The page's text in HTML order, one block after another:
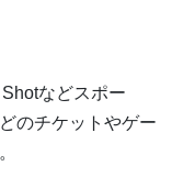
などスポー
のチケットやゲー